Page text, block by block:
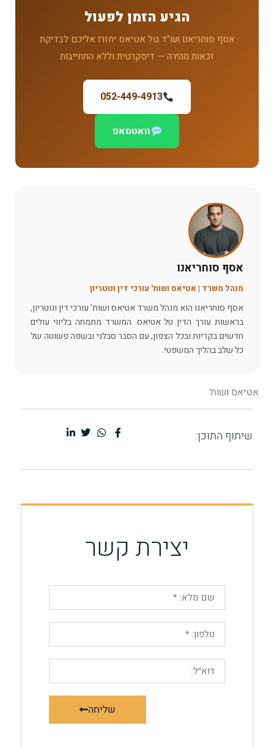
הגיע הזמן לפעול
אסף סוחריאנו ועו"ד טל אטיאס יחזרו אליכם לבדיקת
זכאות מהירה — דיסקרטית וללא התחייבות
052-449-4913
וואטסאפ
אסף סוחריאנו
מנהל משרד | אטיאס ושות' עורכי דין ונוטריון
אסף סוחריאנו הוא מנהל משרד אטיאס ושות' עורכי דין ונוטריון,
בראשות עורך הדין טל אטיאס. המשרד מתמחה בליווי עולים
חדשים בקריות ובכל הצפון, עם הסבר סבלני ובשפה פשוטה של
כל שלב בהליך המשפטי.
אטיאס ושות׳
שיתוף התוכן:
יצירת קשר
שליחה